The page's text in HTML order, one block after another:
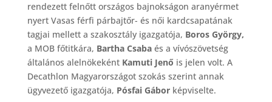
rendezett felnőtt országos bajnokságon aranyérmet
nyert Vasas férfi párbajtőr- és női kardcsapatának
tagjai mellett a szakosztály igazgatója, Boros György,
a MOB főtitkára, Bartha Csabaés a vívószövetség
általános alelnökeként Kamuti Jenőis jelen volt. A
Decathlon Magyarországot szokás szerint annak
ügyvezető igazgatója, Pósfai Gáborképviselte.